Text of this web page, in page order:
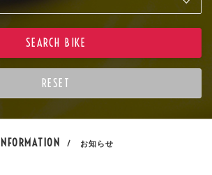
INFORMATION / お知らせ